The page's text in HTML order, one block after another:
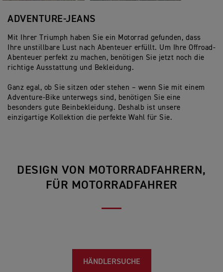
ADVENTURE-JEANS
Mit Ihrer Triumph haben Sie ein Motorrad gefunden, dass
Ihre unstillbare Lust nach Abenteuer erfüllt. Um Ihre Offroad-
Abenteuer perfekt zu machen, benötigen Sie jetzt noch die
richtige Ausstattung und Bekleidung.
Ganz egal, ob Sie sitzen oder stehen – wenn Sie mit einem
Adventure-Bike unterwegs sind, benötigen Sie eine
besonders gute Beinbekleidung. Deshalb ist unsere
einzigartige Kollektion die perfekte Wahl für Sie.
DESIGN VON MOTORRADFAHRERN,
FÜR MOTORRADFAHRER
HÄNDLERSUCHE